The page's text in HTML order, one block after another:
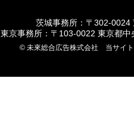
茨城事務所：〒302-0024
東京事務所：〒103-0022 東京都
© 未來総合広告株式会社 当サイ